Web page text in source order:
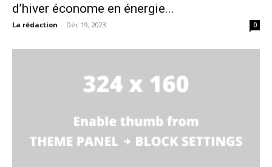
d’hiver économe en énergie...
La rédaction - Déc 19, 2023 0